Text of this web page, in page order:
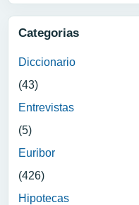
Categorias
Diccionario
(43)
Entrevistas
(5)
Euribor
(426)
Hipotecas